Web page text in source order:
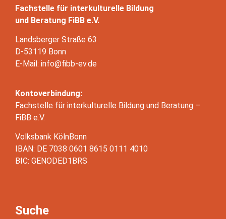
Fachstelle für interkulturelle Bildung
und Beratung FiBB e.V.
Landsberger Straße 63
D-53119 Bonn
E-Mail: info@fibb-ev.de
Kontoverbindung:
Fachstelle für interkulturelle Bildung und Beratung –
FiBB e.V.
Volksbank KölnBonn
IBAN: DE 7038 0601 8615 0111 4010
BIC: GENODED1BRS
Suche